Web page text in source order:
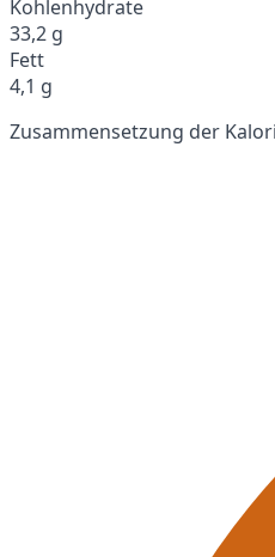
Kohlenhydrate
33,2 g
Fett
4,1 g
Zusammensetzung der